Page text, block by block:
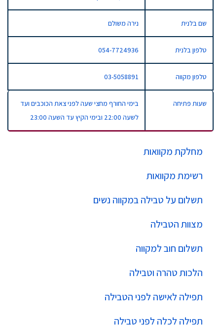
מחלקת מקוואות
רשימת מקוואות
תשלום על טבילה במקווה נשים
מצוות הטבילה
תשלום חוב למקווה
הלכות טהרה וטבילה
תפילה לאישה לפני הטבילה
תפילה לכלה לפני טבילה
שם בלנית נירה משולם
טלפון בלנית 054-7724936
טלפון מקווה 03-5058891
שעות פתיחה
בימי החורף מחצי שעה לפני צאת הכוכבים ועד
לשעה 22:00 ובימי הקיץ עד השעה 23:00